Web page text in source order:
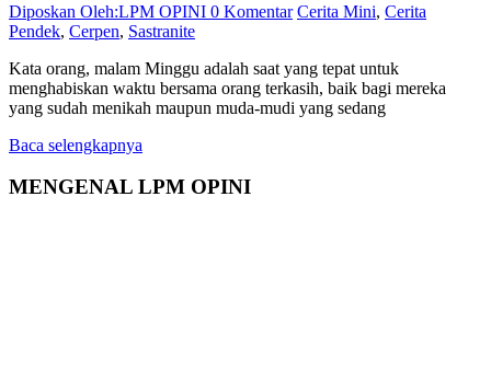
Diposkan Oleh:LPM OPINI 0 Komentar Cerita Mini, Cerita
Pendek, Cerpen, Sastranite
Kata orang, malam Minggu adalah saat yang tepat untuk
menghabiskan waktu bersama orang terkasih, baik bagi mereka
yang sudah menikah maupun muda-mudi yang sedang
Baca selengkapnya
MENGENAL LPM OPINI